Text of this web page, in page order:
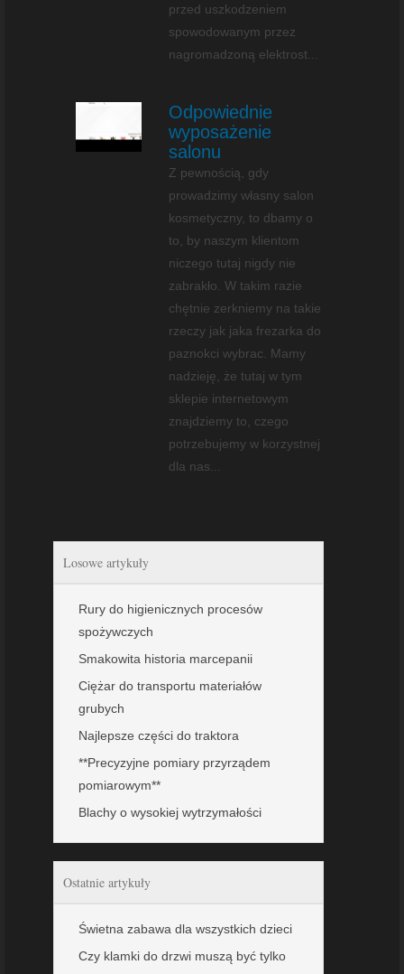
przed uszkodzeniem
spowodowanym przez
nagromadzoną elektrost...
Odpowiednie
wyposażenie
salonu
Z pewnością, gdy
prowadzimy własny salon
kosmetyczny, to dbamy o
to, by naszym klientom
niczego tutaj nigdy nie
zabrakło. W takim razie
chętnie zerkniemy na takie
rzeczy jak jaka frezarka do
paznokci wybrac. Mamy
nadzieję, że tutaj w tym
sklepie internetowym
znajdziemy to, czego
potrzebujemy w korzystnej
dla nas...
Losowe artykuły
Rury do higienicznych procesów
spożywczych
Smakowita historia marcepanii
Ciężar do transportu materiałów
grubych
Najlepsze części do traktora
**Precyzyjne pomiary przyrządem
pomiarowym**
Blachy o wysokiej wytrzymałości
Ostatnie artykuły
Świetna zabawa dla wszystkich dzieci
Czy klamki do drzwi muszą być tylko